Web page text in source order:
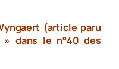
(article paru
» dans le n°40 des